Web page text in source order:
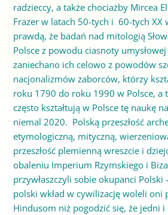
radzieccy, a także chociażby Mircea
Frazer w latach 50-tych i 60-tych XX
prawdą, że badań nad mitologią
Polsce z powodu ciasnoty
zaniechano ich celowo z powodów
nacjonalizmów zaborców, którzy
roku 1790 do roku 1990 w Polsce, a
często kształtują w Polsce tę naukę
niemal 2020. Polską przeszłość
etymologiczną, mityczną,
przeszłość plemienną wreszcie i
obaleniu Imperium Rzymskiego i
przywłaszczyli sobie okupanci Polski
polski wkład w cywilizację woleli oni
Hindusom niż pogodzić się, że jedni